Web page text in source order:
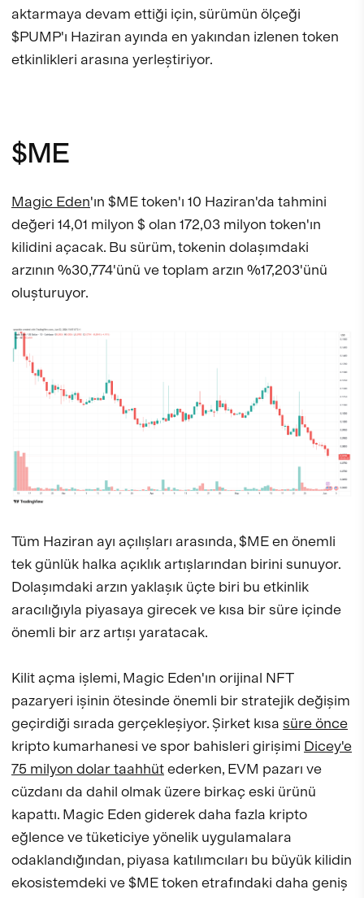
aktarmaya devam ettiği için, sürümün ölçeği
$PUMP'ı Haziran ayında en yakından izlenen token
etkinlikleri arasına yerleştiriyor.
$ME
Magic Eden'ın $ME token'ı 10 Haziran'da tahmini
değeri 14,01 milyon $ olan 172,03 milyon token'ın
kilidini açacak. Bu sürüm, tokenin dolaşımdaki
arzının %30,774'ünü ve toplam arzın %17,203'ünü
oluşturuyor.
Tüm Haziran ayı açılışları arasında, $ME en önemli
tek günlük halka açıklık artışlarından birini sunuyor.
Dolaşımdaki arzın yaklaşık üçte biri bu etkinlik
aracılığıyla piyasaya girecek ve kısa bir süre içinde
önemli bir arz artışı yaratacak.
Kilit açma işlemi, Magic Eden'ın orijinal NFT
pazaryeri işinin ötesinde önemli bir stratejik değişim
geçirdiği sırada gerçekleşiyor. Şirket kısa süre önce
kripto kumarhanesi ve spor bahisleri girişimi Dicey'e
75 milyon dolar taahhütederken, EVM pazarı ve
cüzdanı da dahil olmak üzere birkaç eski ürünü
kapattı. Magic Eden giderek daha fazla kripto
eğlence ve tüketiciye yönelik uygulamalara
odaklandığından, piyasa katılımcıları bu büyük kilidin
ekosistemdeki ve $ME token etrafındaki daha geniş